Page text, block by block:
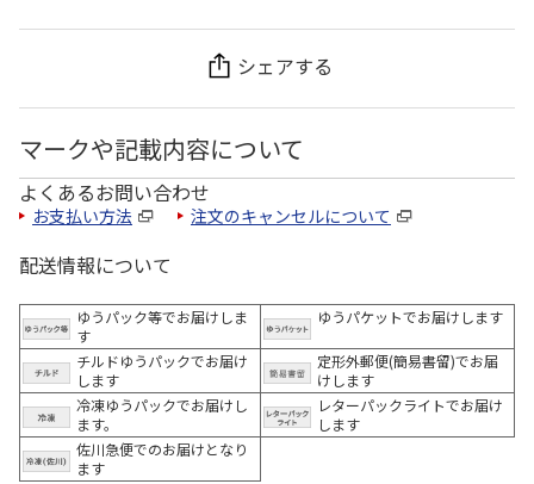
シェアする
マークや記載内容について
よくあるお問い合わせ
お支払い方法 注文のキャンセルについて
配送情報について
ゆうパック等でお届けしま
す
ゆうパケットでお届けします
チルドゆうパックでお届け
します
定形外郵便(簡易書留)でお届
けします
冷凍ゆうパックでお届けし
ます。
レターパックライトでお届け
します
佐川急便でのお届けとなり
ます